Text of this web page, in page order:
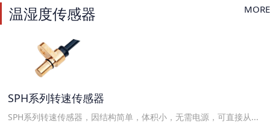
温湿度传感器 MORE
SPH系列转速传感器
SPH系列转速传感器，因结构简单，体积小，无需电源，可直接从...